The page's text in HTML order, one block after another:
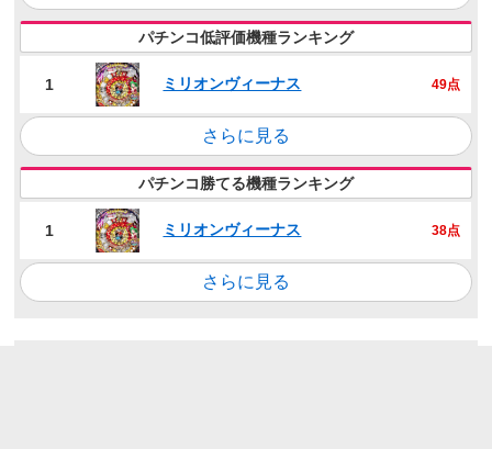
パチンコ低評価機種ランキング
1 ミリオンヴィーナス 49点
さらに見る
パチンコ勝てる機種ランキング
1 ミリオンヴィーナス 38点
さらに見る